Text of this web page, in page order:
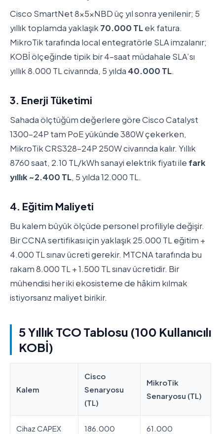
Cisco SmartNet 8x5xNBD üç yıl sonra yenilenir; 5
yıllık toplamda yaklaşık70.000 TLek fatura.
MikroTik tarafında local entegratörle SLA imzalanır;
KOBİ ölçeğinde tipik bir 4-saat müdahale SLA’sı
yıllık 8.000 TL civarında, 5 yılda 40.000 TL.
3. Enerji Tüketimi
Sahada ölçtüğüm değerlere göre Cisco Catalyst
1300-24P tam PoE yükünde 380W çekerken,
MikroTik CRS328-24P 250W civarında kalır. Yıllık
8760 saat, 2.10 TL/kWh sanayi elektrik fiyatı ile fark
yıllık ~2.400 TL, 5 yılda 12.000 TL.
4. Eğitim Maliyeti
Bu kalem büyük ölçüde personel profiliyle değişir.
Bir CCNA sertifikası için yaklaşık 25.000 TL eğitim +
4.000 TL sınav ücreti gerekir. MTCNA tarafında bu
rakam 8.000 TL + 1.500 TL sınav ücretidir. Bir
mühendisi her iki ekosisteme de hâkim kılmak
istiyorsanız maliyet birikir.
5 Yıllık TCO Tablosu (100 Kullanıcılı
KOBİ)
Kalem
Cisco
Senaryosu
(TL)
MikroTik
Senaryosu (TL)
Cihaz CAPEX 186.000 61.000